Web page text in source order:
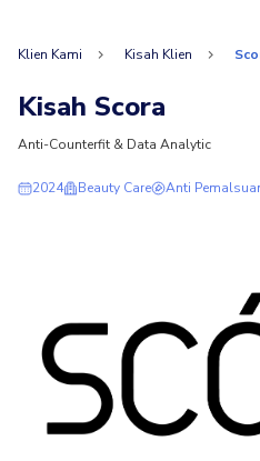
Klien Kami Kisah Klien
Kisah Scora
Anti-Counterfit & Data Analytic
2024 Beauty Care Anti